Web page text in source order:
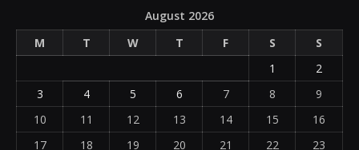
August 2026
M
T W T F S
S
1
2
3
4 5 6 7 8
9
10
11 12 13 14 15
16
17
18 19 20 21 22 23